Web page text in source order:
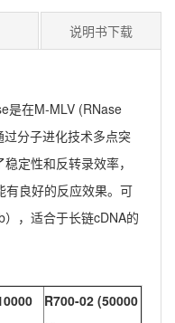
说明书下载
是在M-MLV (RNase
分子进化技术多点突
定性和反转录效率，
有良好的反应效果。可
，适合于长链cDNA的
R700-02 (50000